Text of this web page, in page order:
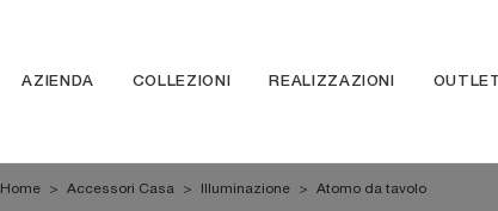
AZIENDA COLLEZIONI REALIZZAZIONI
Home > Accessori Casa > Illuminazione > Atomo da tavolo